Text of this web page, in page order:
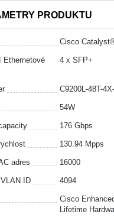
PRODUKTU
Cisco
Ethernetové
4 x SFP+
C9200L-48T-
54W
176 Gbps
130.94 Mpps
adres 16000
ID 4094
Cisco
Lifetime